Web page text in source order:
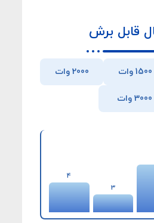
قابل برش
1500 وات 2000 وات
3000 وات
3
4